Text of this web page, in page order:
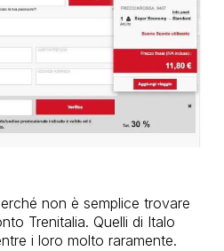
non è semplice trovare
Trenitalia. Quelli di Italo
i loro molto raramente.